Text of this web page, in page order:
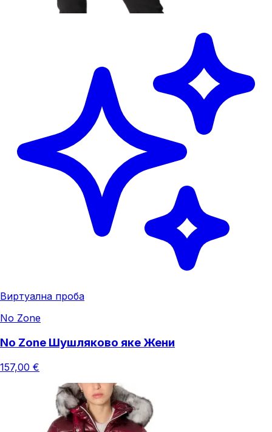
Виртуална проба
No Zone
No Zone Шушляково яке Жени
157,00 €